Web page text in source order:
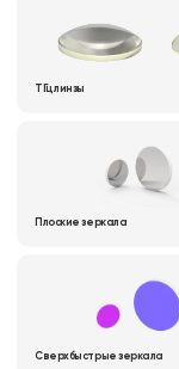
ТГц линзы
Плоские зеркала
Сверхбыстрые зеркала